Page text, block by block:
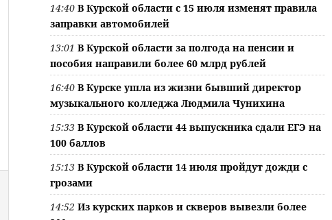
14:40 В Курской области с 15 июля изменят правила
заправки автомобилей
13:01 В Курской области за полгода на пенсии и
пособия направили более 60 млрд рублей
16:40 В Курске ушла из жизни бывший директор
музыкального колледжа Людмила Чунихина
15:33 В Курской области 44 выпускника сдали ЕГЭ на
100 баллов
15:13 В Курской области 14 июля пройдут дожди с
грозами
14:52 Из курских парков и скверов вывезли более